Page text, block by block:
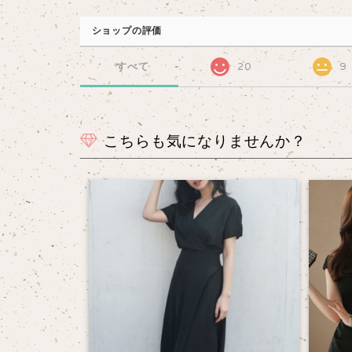
ショップの評価
すべて 20 9
こちらも気になりませんか？